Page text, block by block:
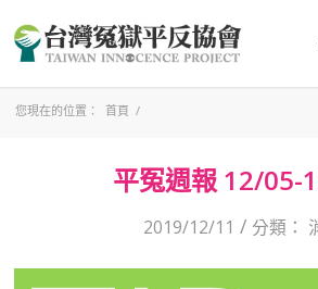
您現在的位置： 首頁 /
平冤週報 12/05-
2019/12/11 / 分類：